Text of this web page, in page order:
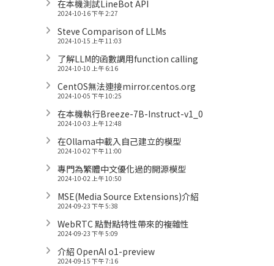
在本機測試LineBot API
2024-10-16 下午 2:27
Steve Comparison of LLMs
2024-10-15 上午 11:03
了解LLM的函數調用function calling
2024-10-10 上午 6:16
CentOS無法連接mirror.centos.org
2024-10-05 下午 10:25
在本機執行Breeze-7B-Instruct-v1_0
2024-10-03 上午 12:48
在Ollama中載入自己建立的模型
2024-10-02 下午 11:00
專門為繁體中文優化過的開源模型
2024-10-02 上午 10:50
MSE(Media Source Extensions)介紹
2024-09-23 下午 5:38
WebRTC 點對點特性帶來的複雜性
2024-09-23 下午 5:09
介紹 OpenAI o1-preview
2024-09-15 下午 7:16